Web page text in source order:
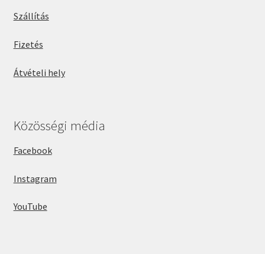
Szállítás
Fizetés
Átvételi hely
Közösségi média
Facebook
Instagram
YouTube